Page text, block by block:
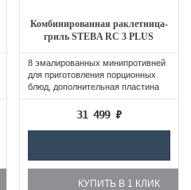
Комбинированная раклетница-
гриль STEBA RC 3 PLUS
8 эмалированных минипротивней
для приготовления порционных
блюд, дополнительная пластина
из...
31 499₽
КУПИТЬ В 1 КЛИК